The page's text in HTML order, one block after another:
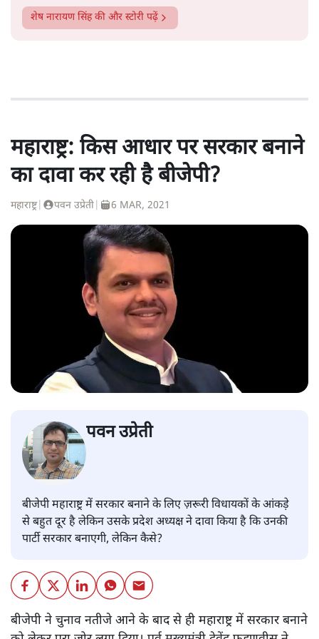
शेष नारायण सिंहकी और स्टोरी पढ़ें
महाराष्ट्र: किस आधार पर सरकार बनाने
का दावा कर रही है बीजेपी?
महाराष्ट्र| पवन उप्रेती 6 MAR, 2021
पवन उप्रेती
बीजेपी महाराष्ट्र में सरकार बनाने के लिए ज़रूरी विधायकों के आंकड़े
से बहुत दूर है लेकिन उसके प्रदेश अध्यक्ष ने दावा किया है कि उनकी
पार्टी सरकार बनाएगी, लेकिन कैसे?
बीजेपी ने चुनाव नतीजे आने के बाद से ही महाराष्ट्र में सरकार बनाने